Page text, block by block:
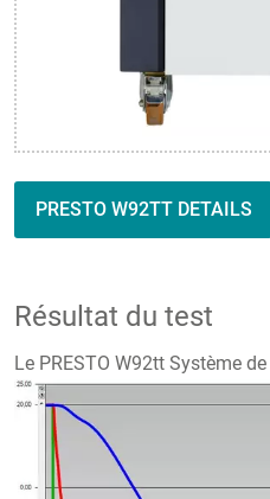
PRESTO W92TT DETAILS
Résultat du test
Le PRESTO W92tt Système